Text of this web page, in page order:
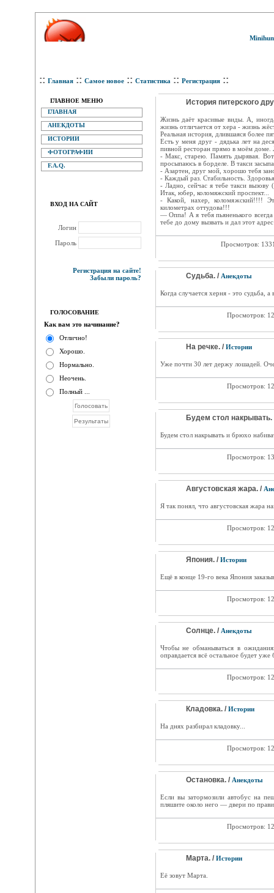
:: Главная :: Самое новое :: Статистика :: Регистрация ::
ГЛАВНОЕ МЕНЮ
ГЛАВНАЯ
АНЕКДОТЫ
ИСТОРИИ
ФОТОГРАФИИ
F.A.Q.
ВХОД НА САЙТ
Логин
Пароль
Регистрация на сайте!
Забыли пароль?
ГОЛОСОВАНИЕ
Как вам это начинание?
Отлично!
Хорошо.
Нормально.
Неочень.
Полный ...
История питерского
Жизнь даёт красивые виды. А,
жизнь отличается от хера - жизнь
Реальная история, длившаяся более
Есть у меня друг - дядька лет на
пивной ресторан прямо в моём доме.
- Макс, старею. Память дырявая.
просыпаюсь в борделе. В такси
- Азартен, друг мой, хорошо тебя
- Каждый раз. Стабильность.
- Ладно, сейчас я тебе такси
Итак, юбер, коломяжский проспект...
- Какой, нахер, коломяжский!!!!
километрах оттудова!!!
— Оппа! А я тебя пьяненького
тебе до дому вызвать и дал этот
Просмотров:
Судьба. / Анекдоты
Когда случается херня - это судьба,
Просмотров:
На речке. / Истории
Уже почти 30 лет держу лошадей.
Просмотров:
Будем стол
Будем стол накрывать и брюхо
Просмотров:
Августовская жара. /
Я так понял, что августовская жара
Просмотров:
Япония. / Истории
Ещё в конце 19-го века Япония
Просмотров:
Солнце. / Анекдоты
Чтобы не обманываться в
оправдается всё остальное будет уже
Просмотров:
Кладовка. / Истории
На днях разбирал кладовку...
Просмотров:
Остановка. / Анекдоты
Если вы затормозили автобус на
пляшите около него — двери по
Просмотров:
Марта. / Истории
Её зовут Марта.